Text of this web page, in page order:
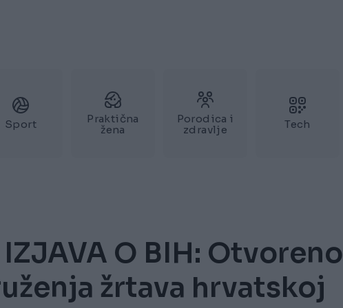
Sport
Praktična
žena
Porodica i
zdravlje
Tech
O BIH: Otvoreno
žrtava hrvatskoj